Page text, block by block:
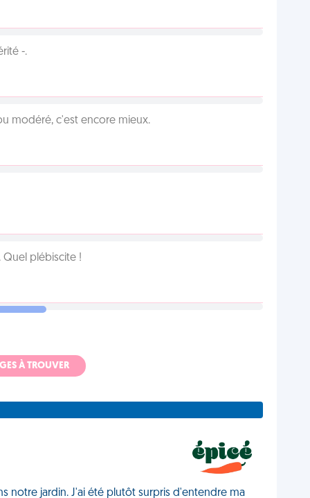
-.
modéré, c'est encore mieux.
Quel plébiscite !
À TROUVER
notre jardin. J'ai été plutôt surpris d'entendre ma